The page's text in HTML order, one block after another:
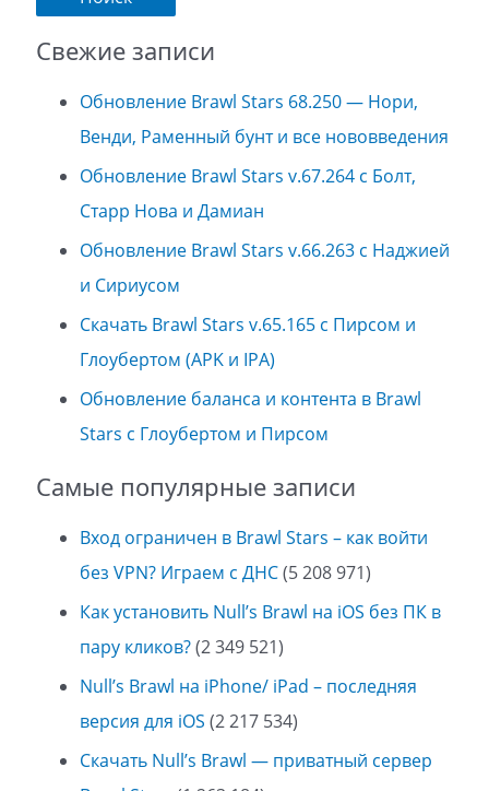
Свежие записи
Обновление Brawl Stars 68.250 — Нори,
Венди, Раменный бунт и все нововведения
Обновление Brawl Stars v.67.264 с Болт,
Старр Нова и Дамиан
Обновление Brawl Stars v.66.263 с Наджией
и Сириусом
Скачать Brawl Stars v.65.165 с Пирсом и
Глоубертом (APK и IPA)
Обновление баланса и контента в Brawl
Stars с Глоубертом и Пирсом
Самые популярные записи
Вход ограничен в Brawl Stars – как войти
без VPN? Играем с ДНС(5 208 971)
Как установить Null’s Brawl на iOS без ПК в
пару кликов?(2 349 521)
Null’s Brawl на iPhone/ iPad – последняя
версия для iOS (2 217 534)
Скачать Null’s Brawl — приватный сервер